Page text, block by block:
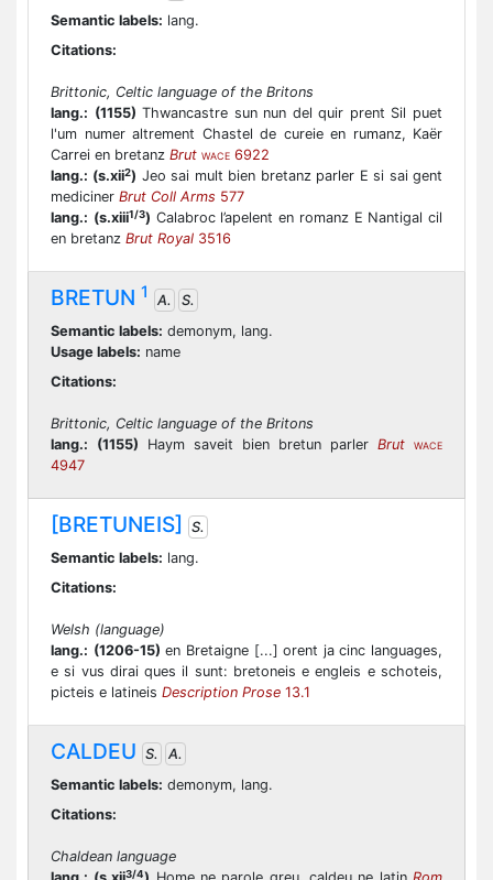
Semantic labels: lang.
Citations:
Brittonic, Celtic language of the Britons
lang.: (1155) Thwancastre sun nun del quir prent Sil puet
l'um numer altrement Chastel de cureie en rumanz, Kaër
Carrei en bretanz Brut WACE 6922
lang.: (s.xii2) Jeo sai mult bien bretanz parler E si sai gent
mediciner Brut Coll Arms 577
lang.: (s.xiii1/3) Calabroc l’apelent en romanz E Nantigal cil
en bretanz Brut Royal 3516
BRETUN 1 A.
S.
Semantic labels: demonym, lang.
Usage labels: name
Citations:
Brittonic, Celtic language of the Britons
lang.:
(1155) Haym saveit bien bretun parler Brut WACE
4947
[BRETUNEIS]
S.
Semantic labels: lang.
Citations:
Welsh (language)
lang.: (1206-15) en Bretaigne [...] orent ja cinc languages,
e si vus dirai ques il sunt: bretoneis e engleis e schoteis,
picteis e latineis Description Prose 13.1
CALDEU S.
A.
Semantic labels: demonym, lang.
Citations:
Chaldean language
3/4